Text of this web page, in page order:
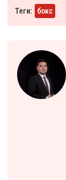
Теги: бокс